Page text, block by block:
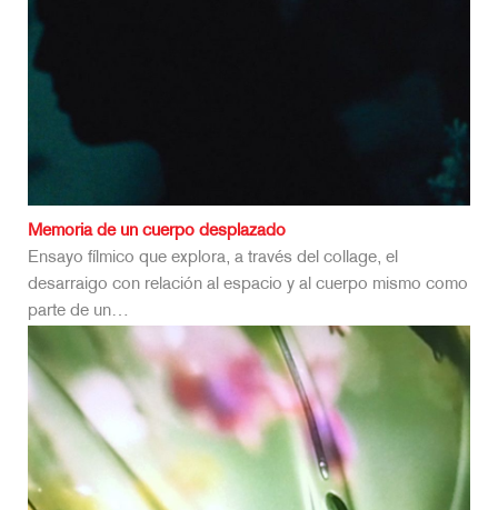
Memoria de un cuerpo desplazado
Ensayo fílmico que explora, a través del collage, el
desarraigo con relación al espacio y al cuerpo mismo como
parte de un…